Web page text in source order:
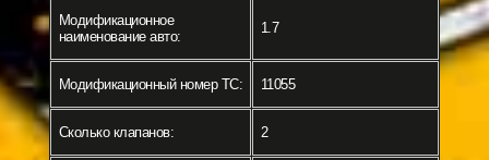
Модификационное
наименование авто:
1.7
Модификационный номер ТС: 11055
Сколько клапанов: 2